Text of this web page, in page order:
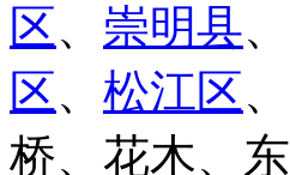
区、 崇明县、
区、 松江区
桥、花木、